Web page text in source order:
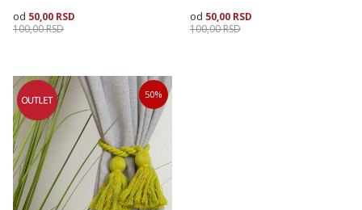
50,00 RSD
100,00RSD
Dodaj u korpu
50,00 RSD
100,00RSD
50%